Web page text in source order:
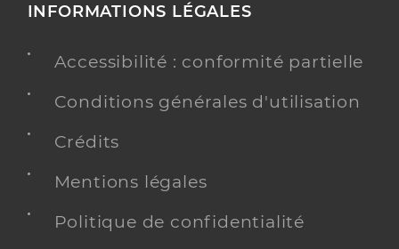
INFORMATIONS LÉGALES
Accessibilité : conformité partielle
Conditions générales d'utilisation
Crédits
Mentions légales
Politique de confidentialité